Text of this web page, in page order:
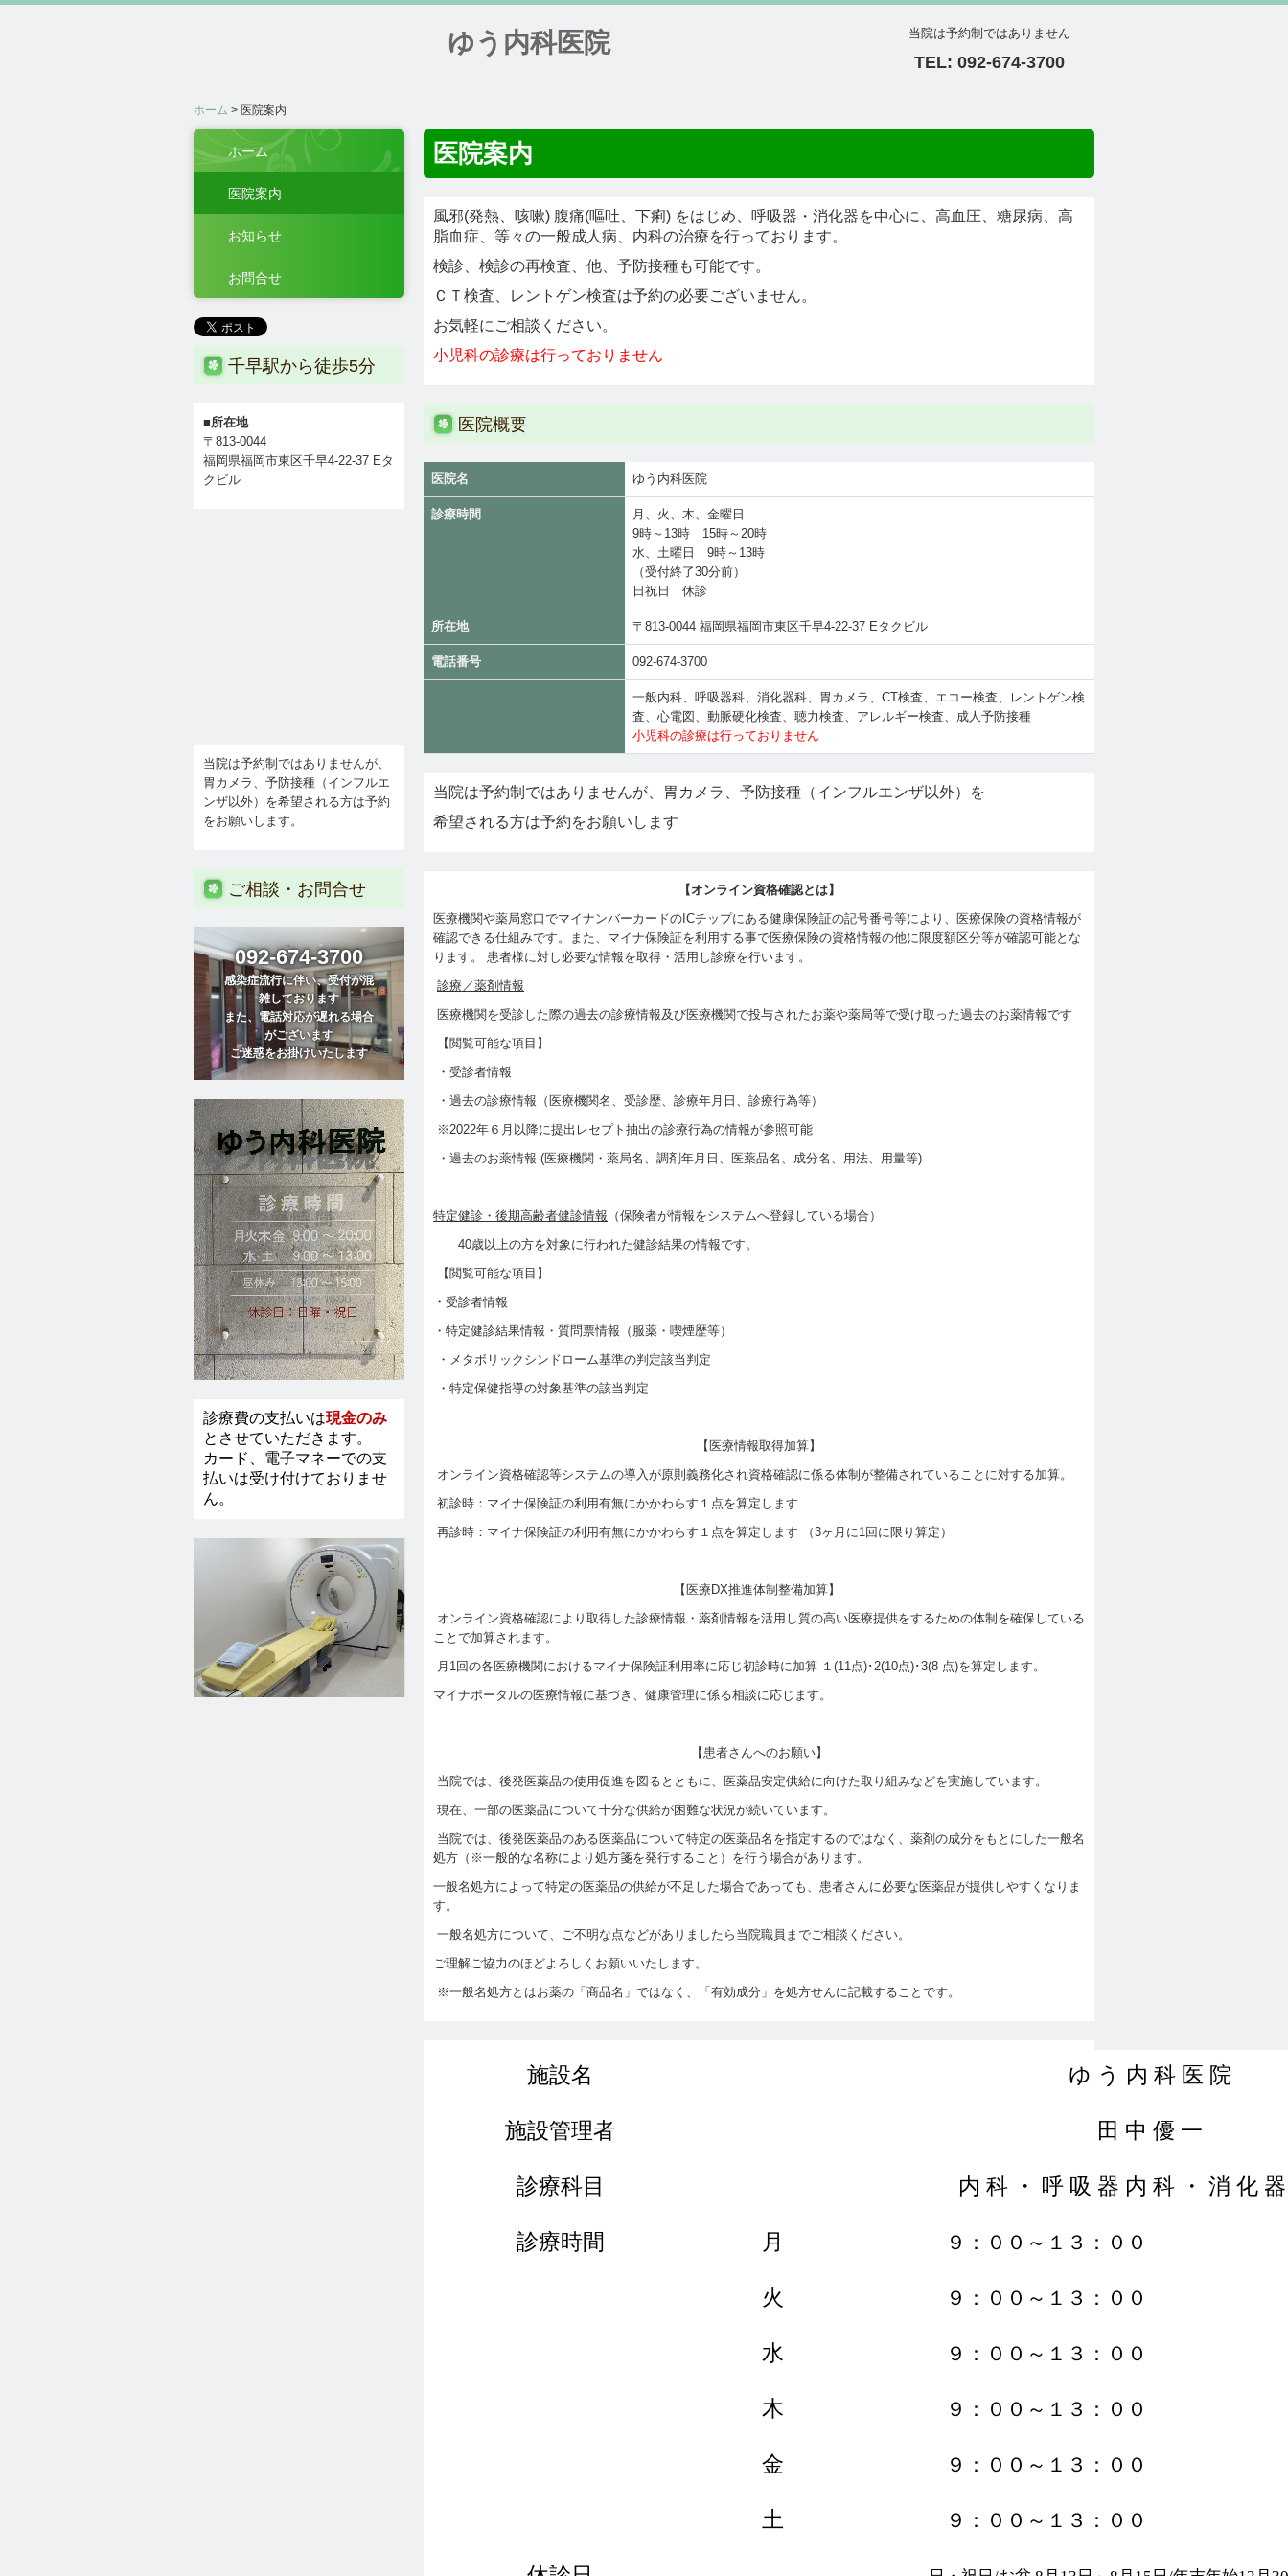
ゆう内科医院 当院は予約制ではありません
TEL: 092-674-3700
ホーム 医院案内
ホーム
医院案内
お知らせ
お問合せ
千早駅から徒歩5分
■所在地
〒813-0044
福岡県福岡市東区千早4-22-37 Eタ
クビル
当院は予約制ではありませんが、
胃カメラ、予防接種（インフルエ
ンザ以外）を希望される方は予約
をお願いします。
ご相談・お問合せ
092-674-3700
感染症流行に伴い、受付が混
雑しております
また、電話対応が遅れる場合
がございます
ご迷惑をお掛けいたします
診療費の支払いは現金のみ
とさせていただきます。
カード、電子マネーでの支
払いは受け付けておりませ
ん。
医院案内
風邪(発熱、咳嗽) 腹痛(嘔吐、下痢) をはじめ、呼吸器・消化器を中心に、高血圧、糖尿病、高
脂血症、等々の一般成人病、内科の治療を行っております。
検診、検診の再検査、他、予防接種も可能です。
ＣＴ検査、レントゲン検査は予約の必要ございません。
お気軽にご相談ください。
小児科の診療は行っておりません
医院概要
医院名 ゆう内科医院
診療時間
月、火、木、金曜日
9時～13時 15時～20時
水、土曜日 9時～13時
（受付終了30分前）
日祝日 休診
所在地 〒813-0044 福岡県福岡市東区千早4-22-37 Eタクビル
電話番号 092-674-3700
一般内科、呼吸器科、消化器科、胃カメラ、CT検査、エコー検査、レントゲン検
査、心電図、動脈硬化検査、聴力検査、アレルギー検査、成人予防接種
小児科の診療は行っておりません
当院は予約制ではありませんが、胃カメラ、予防接種（インフルエンザ以外）を
希望される方は予約をお願いします
【オンライン資格確認とは】
医療機関や薬局窓口でマイナンバーカードのICチップにある健康保険証の記号番号等により、医療保険の資格情報が
確認できる仕組みです。また、マイナ保険証を利用する事で医療保険の資格情報の他に限度額区分等が確認可能とな
ります。 患者様に対し必要な情報を取得・活用し診療を行います。
診療／薬剤情報
医療機関を受診した際の過去の診療情報及び医療機関で投与されたお薬や薬局等で受け取った過去のお薬情報です
【閲覧可能な項目】
・受診者情報
・過去の診療情報（医療機関名、受診歴、診療年月日、診療行為等）
※2022年６月以降に提出レセプト抽出の診療行為の情報が参照可能
・過去のお薬情報 (医療機関・薬局名、調剤年月日、医薬品名、成分名、用法、用量等)
特定健診・後期高齢者健診情報 （保険者が情報をシステムへ登録している場合）
40歳以上の方を対象に行われた健診結果の情報です。
【閲覧可能な項目】
・受診者情報
・特定健診結果情報・質問票情報（服薬・喫煙歴等）
・メタボリックシンドローム基準の判定該当判定
・特定保健指導の対象基準の該当判定
【医療情報取得加算】
オンライン資格確認等システムの導入が原則義務化され資格確認に係る体制が整備されていることに対する加算。
初診時：マイナ保険証の利用有無にかかわらす１点を算定します
再診時：マイナ保険証の利用有無にかかわらす１点を算定します （3ヶ月に1回に限り算定）
【医療DX推進体制整備加算】
オンライン資格確認により取得した診療情報・薬剤情報を活用し質の高い医療提供をするための体制を確保している
ことで加算されます。
月1回の各医療機関におけるマイナ保険証利用率に応じ初診時に加算 １(11点)･2(10点)･3(8 点)を算定します。
マイナポータルの医療情報に基づき、健康管理に係る相談に応じます。
【患者さんへのお願い】
当院では、後発医薬品の使用促進を図るとともに、医薬品安定供給に向けた取り組みなどを実施しています。
現在、一部の医薬品について十分な供給が困難な状況が続いています。
当院では、後発医薬品のある医薬品について特定の医薬品名を指定するのではなく、薬剤の成分をもとにした一般名
処方（※一般的な名称により処方箋を発行すること）を行う場合があります。
一般名処方によって特定の医薬品の供給が不足した場合であっても、患者さんに必要な医薬品が提供しやすくなりま
す。
一般名処方について、ご不明な点などがありましたら当院職員までご相談ください。
ご理解ご協力のほどよろしくお願いいたします。
※一般名処方とはお薬の「商品名」ではなく、「有効成分」を処方せんに記載することです。
施設名 ゆ う 内 科 医 院
施設管理者 田 中 優 一
診療科目 内 科 ・ 呼 吸 器 内 科 ・ 消 化
診療時間 月 ９：００～１３：００
火 ９：００～１３：００
水 ９：００～１３：００
木 ９：００～１３：００
金 ９：００～１３：００
土 ９：００～１３：００